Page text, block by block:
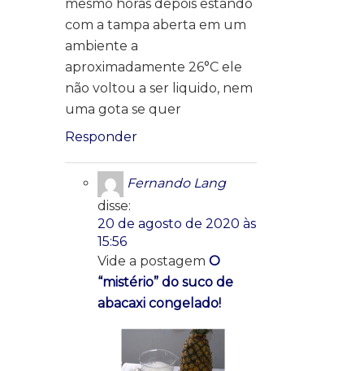
mesmo horas depois estando
com a tampa aberta em um
ambiente a
aproximadamente 26°C ele
não voltou a ser liquido, nem
uma gota se quer
Responder
Fernando Lang
disse:
20 de agosto de 2020 às
15:56
Vide a postagem O
“mistério” do suco de
abacaxi congelado!